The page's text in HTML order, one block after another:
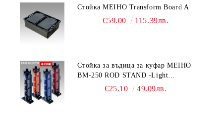
Стойка MEIHO Transform Board A
€59.00 115.39лв.
Стойка за въдица за куфар MEIHO
BM-250 ROD STAND -Light
Blue/Black color
€25.10 49.09лв.